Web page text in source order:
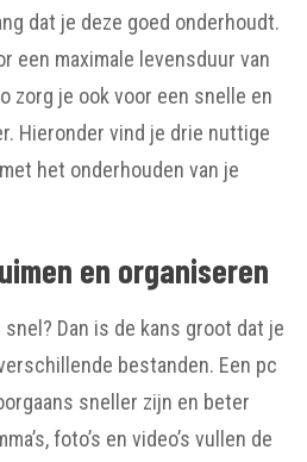
dat je deze goed onderhoudt.
een maximale levensduur van
zorg je ook voor een snelle en
Hieronder vind je drie nuttige
het onderhouden van je
en organiseren
Dan is de kans groot dat je
bestanden. Een pc
sneller zijn en beter
foto’s en video’s vullen de